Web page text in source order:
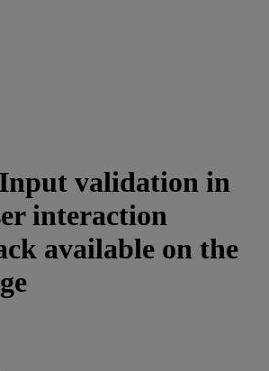
validation in
interaction
available on the